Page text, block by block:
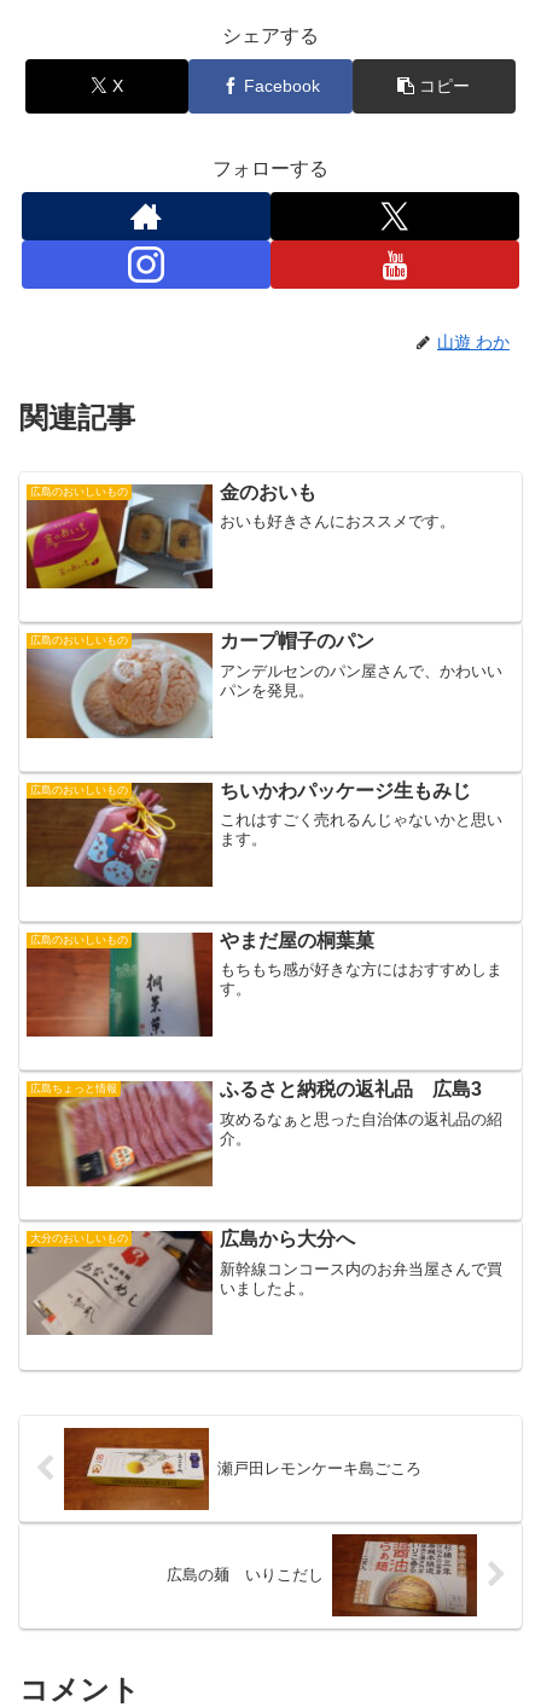
シェアする
X Facebook コピー
フォローする
山遊 わか
関連記事
広島のおいしいもの 金のおいも
おいも好きさんにおススメです。
広島のおいしいもの カープ帽子のパン
アンデルセンのパン屋さんで、かわいい
パンを発見。
広島のおいしいもの ちいかわパッケージ生もみじ
これはすごく売れるんじゃないかと思い
ます。
広島のおいしいもの やまだ屋の桐葉菓
もちもち感が好きな方にはおすすめしま
す。
広島ちょっと情報 ふるさと納税の返礼品 広島3
攻めるなぁと思った自治体の返礼品の紹
介。
大分のおいしいもの 広島から大分へ
新幹線コンコース内のお弁当屋さんで買
いましたよ。
瀬戸田レモンケーキ島ごころ
広島の麺 いりこだし
コメント